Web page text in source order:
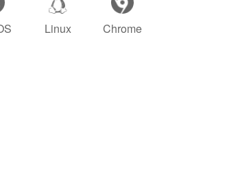
Linux Chrome